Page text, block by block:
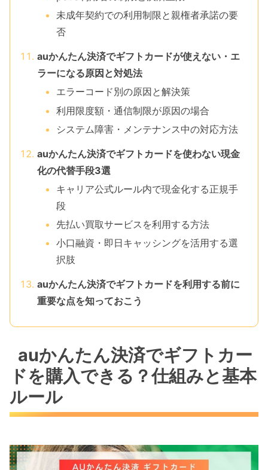
未成年契約での利用制限と親権者承諾の要
否
auかんたん決済でギフトカードが使えない・エ
ラーになる原因と対処法
エラーコード別の原因と解決策
利用限度額・通信制限が原因の場合
システム障害・メンテナンス中の対応方法
auかんたん決済でギフトカードを使わない現金
化の代替手段3選
キャリア公式ルール内で現金化する正規手
段
先払い買取サービスを利用する方法
小口融資・即日キャッシングを活用する選
択肢
auかんたん決済でギフトカードを利用する前に
重要な点を知っておこう
auかんたん決済でギフトカー
ドを購入できる？仕組みと基本
ルール